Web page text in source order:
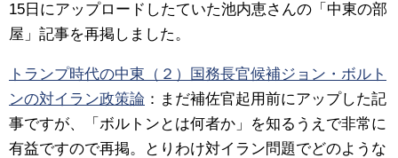
15日にアップロードしたていた池内恵さんの「中東の部
屋」記事を再掲しました。
トランプ時代の中東（２）国務長官候補ジョン・ボルト
ンの対イラン政策論 ： まだ補佐官起用前にアップした記
事ですが、「ボルトンとは何者か」を知るうえで非常に
有益ですので再掲。とりわけ対イラン問題でどのような